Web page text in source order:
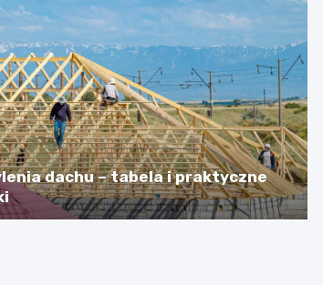
dachu – tabela i praktyczne